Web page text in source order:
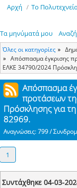
Αρχή / Το Πολυτεχνείο
Τα μηνύματά μου
Όλες οι κατηγορίες
Απόσπασμα έγκρισης
ΕΛΚΕ 34790/2024
Απόσπασμα
προτάσεων
Πρόσκλησης για
82969.
Αναγνώσεις: 799 /
1
Συντάχθηκε 04-03-